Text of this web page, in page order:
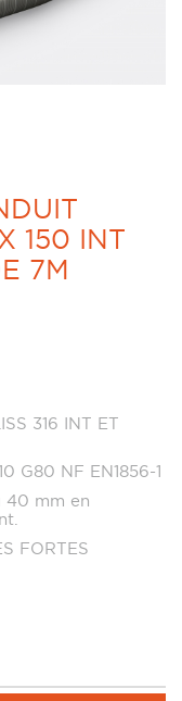
150 INT
7M
316 INT ET
G80 NF EN1856-1
40 mm en
FORTES